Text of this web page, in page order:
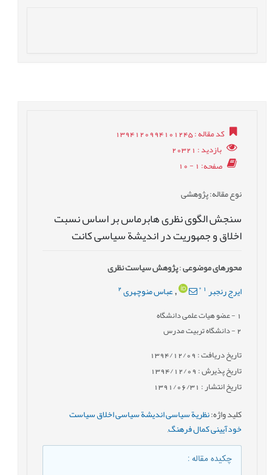
کد مقاله: 1394120994101245
بازدید: 20321
صفحه: 1 - 10
نوع مقاله: پژوهشی
سنجش الگوی نظری هابرماس بر اساس نسبت
اخلاق و جمهوریت در اندیشة سیاسی کانت
محورهای موضوعی:پژوهش سیاست نظری
ایرج رنجبر *
,عباس منوچهری 2
- عضو هیات علمی دانشگاه
2- دانشگاه تربیت مدرس
تاریخ دریافت : 1394/12/09
تاریخ پذیرش : 1394/12/09
تاریخ انتشار : 1391/06/31
کلید واژه:نظریة سیاسی اندیشة سیاسی اخلاق سیاست
خودآیینی کمال فرهنگ,
چکیده مقاله: